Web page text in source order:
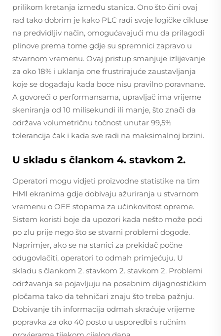
prilikom kretanja između stanica. Ono što čini ovaj
rad tako dobrim je kako PLC radi svoje logičke cikluse
na predvidljiv način, omogućavajući mu da prilagodi
plinove prema tome gdje su spremnici zapravo u
stvarnom vremenu. Ovaj pristup smanjuje izlijevanje
za oko 18% i uklanja one frustrirajuće zaustavljanja
koje se događaju kada boce nisu pravilno poravnane.
A govoreći o performansama, upravljač ima vrijeme
skeniranja od 10 milisekundi ili manje, što znači da
održava volumetričnu točnost unutar 99,5%
tolerancija čak i kada sve radi na maksimalnoj brzini.
U skladu s člankom 4. stavkom 2.
Operatori mogu vidjeti proizvodne statistike na tim
HMI ekranima gdje dobivaju ažuriranja u stvarnom
vremenu o OEE stopama za učinkovitost opreme.
Sistem koristi boje da upozori kada nešto može poći
po zlu prije nego što se stvarni problemi dogode.
Naprimjer, ako se na stanici za prekidač počne
odugovlačiti, operatori to odmah primjećuju. U
skladu s člankom 2. stavkom 2. stavkom 2. Problemi
održavanja se pojavljuju na posebnim dijagnostičkim
pločama tako da tehničari znaju što treba pažnju.
Dobivanje tih informacija odmah skraćuje vrijeme
popravka za oko 40 posto u usporedbi s ručnim